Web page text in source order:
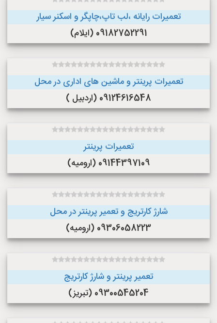
تعمیرات رایانه ،لب تاپ،چاپگر و اسکنر سیار
09182752291 (ایلام)
تعمیرات پرینتر و ماشین های اداری در محل
09124616548 (اردبیل )
تعمیرات پرینتر
09144397109 (ارومیه)
شارژ کارتریج و تعمیر پرینتر در محل
09306058223 (ارومیه)
تعمیر پرینتر و شارژ کارتریج
09300545204 (تبریز)